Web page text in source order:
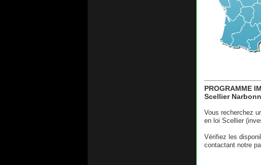
PROGRAMME
Scellier
Vous recherchez
en loi Scellier
Vérifiez les
contactant notre